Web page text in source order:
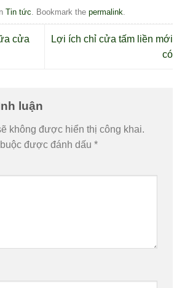
Tin tức. Bookmark the permalink.
cửa
Lợi ích chỉ cửa tấm liền mới
có
luận
không được hiển thị công khai.
được đánh dấu *